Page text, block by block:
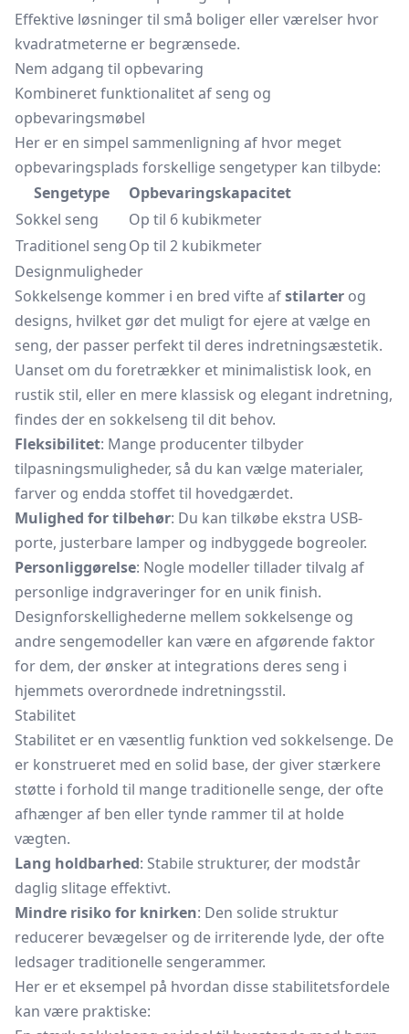
Effektive løsninger til små boliger eller værelser hvor
kvadratmeterne er begrænsede.
Nem adgang til opbevaring
Kombineret funktionalitet af seng og
opbevaringsmøbel
Her er en simpel sammenligning af hvor meget
opbevaringsplads forskellige sengetyper kan tilbyde:
Sengetype
Opbevaringskapacitet
Sokkel seng
Op til 6 kubikmeter
Traditionel sengOp til 2 kubikmeter
Designmuligheder
Sokkelsenge kommer i en bred vifte afstilarter og
designs, hvilket gør det muligt for ejere at vælge en
seng, der passer perfekt til deres indretningsæstetik.
Uanset om du foretrækker et minimalistisk look, en
rustik stil, eller en mere klassisk og elegant indretning,
findes der en sokkelseng til dit behov.
Fleksibilitet: Mange producenter tilbyder
tilpasningsmuligheder, så du kan vælge materialer,
farver og endda stoffet til hovedgærdet.
Mulighed for tilbehør: Du kan tilkøbe ekstra USB-
porte, justerbare lamper og indbyggede bogreoler.
Personliggørelse: Nogle modeller tillader tilvalg af
personlige indgraveringer for en unik finish.
Designforskellighederne mellem sokkelsenge og
andre sengemodeller kan være en afgørende faktor
for dem, der ønsker at integrations deres seng i
hjemmets overordnede indretningsstil.
Stabilitet
Stabilitet er en væsentlig funktion ved sokkelsenge. De
er konstrueret med en solid base, der giver stærkere
støtte i forhold til mange traditionelle senge, der ofte
afhænger af ben eller tynde rammer til at holde
vægten.
Lang holdbarhed: Stabile strukturer, der modstår
daglig slitage effektivt.
Mindre risiko for knirken: Den solide struktur
reducerer bevægelser og de irriterende lyde, der ofte
ledsager traditionelle sengerammer.
Her er et eksempel på hvordan disse stabilitetsfordele
kan være praktiske: